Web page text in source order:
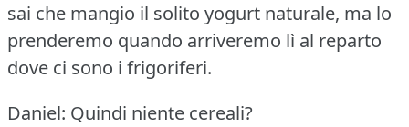
sai che mangio il solito yogurt naturale, ma lo
prenderemo quando arriveremo lì al reparto
dove ci sono i frigoriferi.
Daniel: Quindi niente cereali?